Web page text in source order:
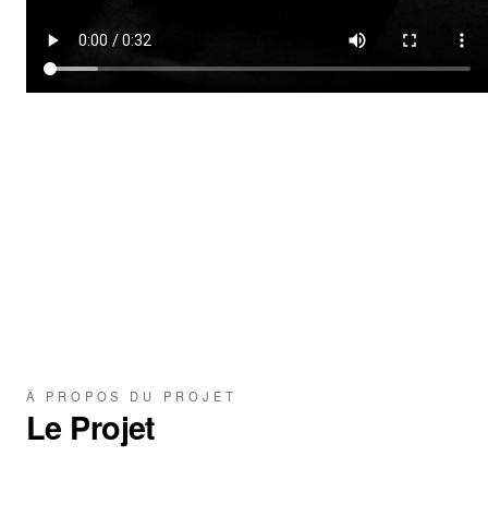
À PROPOS DU PROJET
Le Projet